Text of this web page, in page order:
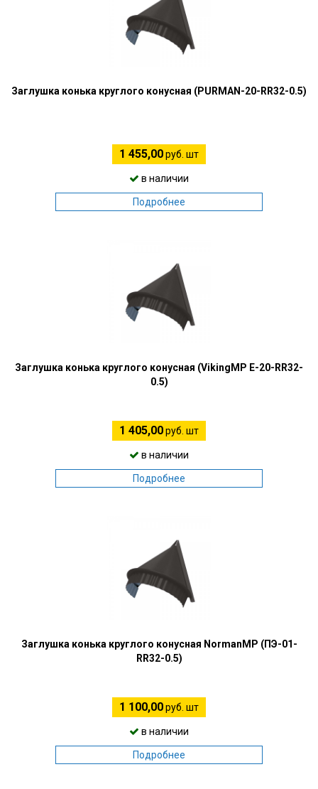
Заглушка конька круглого конусная (PURMAN-20-RR32-0.5)
1 455,00руб. шт
в наличии
Подробнее
Заглушка конька круглого конусная (VikingMP E-20-RR32-
0.5)
1 405,00руб. шт
в наличии
Подробнее
Заглушка конька круглого конусная NormanMP (ПЭ-01-
RR32-0.5)
1 100,00руб. шт
в наличии
Подробнее